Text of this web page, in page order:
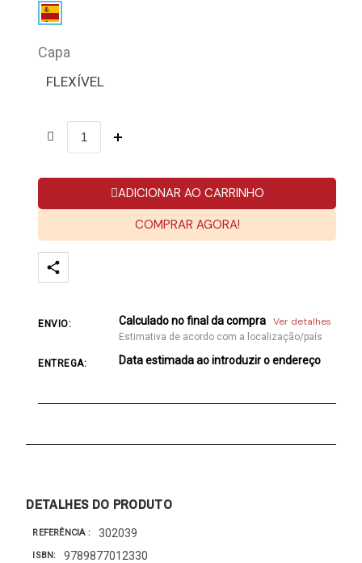
Capa
FLEXÍVEL
ADICIONAR AO CARRINHO
COMPRAR AGORA!
ENVIO: Calculado no final da compra Ver detalhes
Estimativa de acordo com a localização/país
ENTREGA: Data estimada ao introduzir o endereço
DETALHES DO PRODUTO
REFERÊNCIA 302039
ISBN 9789877012330